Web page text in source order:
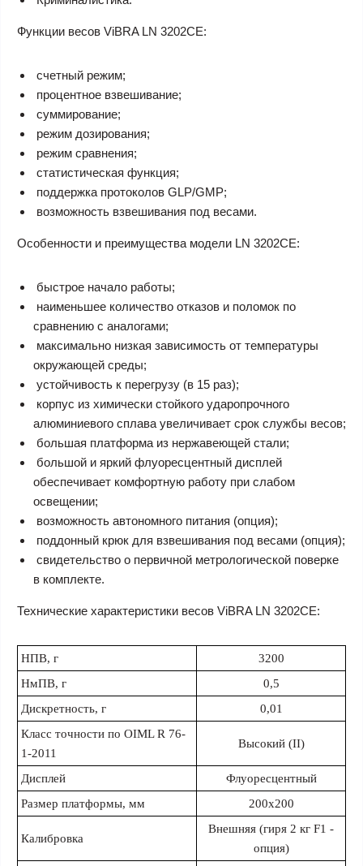
Функции весов ViBRA LN 3202CE:
счетный режим;
процентное взвешивание;
суммирование;
режим дозирования;
режим сравнения;
статистическая функция;
поддержка протоколов GLP/GMP;
возможность взвешивания под весами.
Особенности и преимущества модели LN 3202CE:
быстрое начало работы;
наименьшее количество отказов и поломок по
сравнению с аналогами;
максимально низкая зависимость от температуры
окружающей среды;
устойчивость к перегрузу (в 15 раз);
корпус из химически стойкого ударопрочного
алюминиевого сплава увеличивает срок службы весов;
большая платформа из нержавеющей стали;
большой и яркий флуоресцентный дисплей
обеспечивает комфортную работу при слабом
освещении;
возможность автономного питания (опция);
поддонный крюк для взвешивания под весами (опция);
свидетельство о первичной метрологической поверке
в комплекте.
Технические характеристики весов ViBRA LN 3202CE:
НПВ, г
3200
НмПВ, г
0,5
Дискретность, г
0,01
Класс точности по OIML R 76-
1-2011
Высокий (II)
Дисплей
Флуоресцентный
Размер платформы, мм
200х200
Калибровка
Внешняя (гиря 2 кг F1 -
опция)